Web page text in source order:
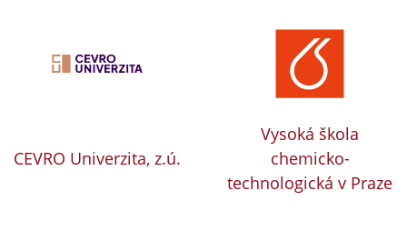
CEVRO Univerzita, z.ú.
Vysoká škola
chemicko-
technologická v Praze